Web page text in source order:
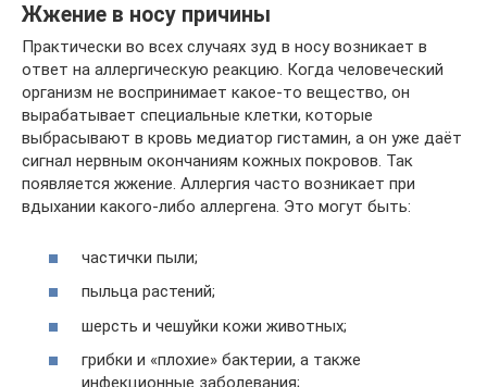
Жжение в носу причины
Практически во всех случаях зуд в носу возникает в
ответ на аллергическую реакцию. Когда человеческий
организм не воспринимает какое-то вещество, он
вырабатывает специальные клетки, которые
выбрасывают в кровь медиатор гистамин, а он уже даёт
сигнал нервным окончаниям кожных покровов. Так
появляется жжение. Аллергия часто возникает при
вдыхании какого-либо аллергена. Это могут быть:
частички пыли;
пыльца растений;
шерсть и чешуйки кожи животных;
грибки и «плохие» бактерии, а также
инфекционные заболевания;